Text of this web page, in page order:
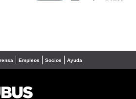
Empleos Socios Ayuda